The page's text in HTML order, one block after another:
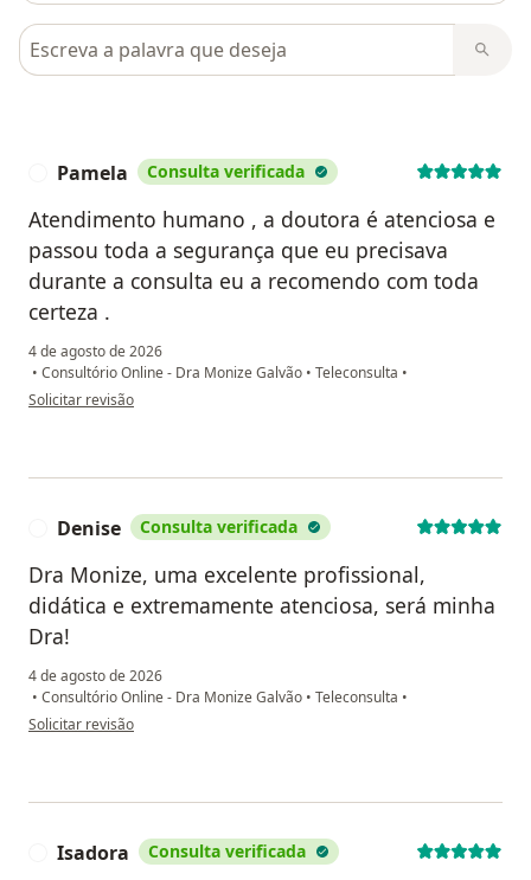
Pesquisar em opiniões
Pamela Consulta verificada
Atendimento humano , a doutora é atenciosa e
passou toda a segurança que eu precisava
durante a consulta eu a recomendo com toda
certeza .
4 de agosto de 2026
• Consultório Online - Dra Monize Galvão • Teleconsulta •
na opinião do utilizador Pamela
Solicitar revisão
Denise Consulta verificada
Dra Monize, uma excelente profissional,
didática e extremamente atenciosa, será minha
Dra!
4 de agosto de 2026
• Consultório Online - Dra Monize Galvão • Teleconsulta •
na opinião do utilizador Denise
Solicitar revisão
Isadora Consulta verificada